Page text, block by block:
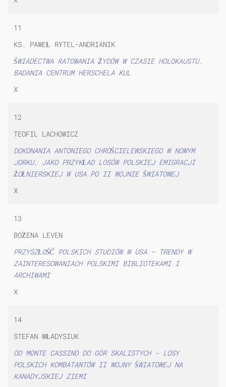
11
KS. PAWEŁ RYTEL-ANDRIANIK
ŚWIADECTWA RATOWANIA ŻYDÓW W CZASIE HOLOKAUSTU.
BADANIA CENTRUM HERSCHELA KUL
X
12
TEOFIL LACHOWICZ
DOKONANIA ANTONIEGO CHROŚCIELEWSKIEGO W NOWYM
JORKU, JAKO PRZYKŁAD LOSÓW POLSKIEJ EMIGRACJI
ŻOŁNIERSKIEJ W USA PO II WOJNIE ŚWIATOWEJ
X
13
BOŻENA LEVEN
PRZYSZŁOŚĆ POLSKICH STUDIÓW W USA – TRENDY W
ZAINTERESOWANIACH POLSKIMI BIBLIOTEKAMI I
ARCHIWAMI
X
14
STEFAN WŁADYSIUK
OD MONTE CASSINO DO GÓR SKALISTYCH - LOSY
POLSKICH KOMBATANTÓW II WOJNY ŚWIATOWEJ NA
KANADYJSKIEJ ZIEMI